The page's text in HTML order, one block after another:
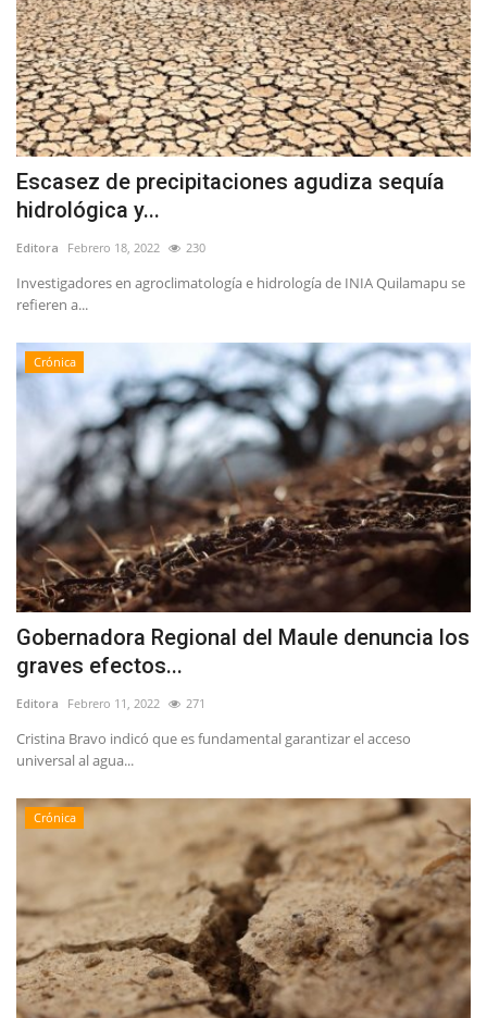
Escasez de precipitaciones agudiza sequía
hidrológica y...
Editora Febrero 18, 2022 230
Investigadores en agroclimatología e hidrología de INIA Quilamapu se
refieren a...
Crónica
Gobernadora Regional del Maule denuncia los
graves efectos...
Editora Febrero 11, 2022 271
Cristina Bravo indicó que es fundamental garantizar el acceso
universal al agua...
Crónica